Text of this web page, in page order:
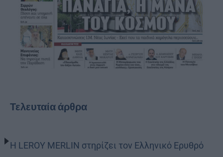
Τελευταία άρθρα
Η LEROY MERLIN στηρίζει τον Ελληνικό Ερυθρό